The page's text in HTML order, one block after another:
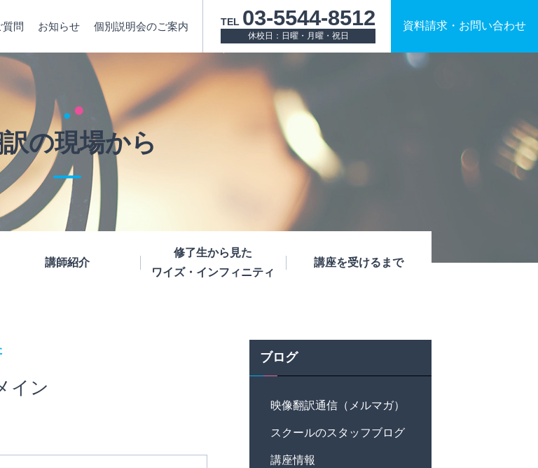
TEL 03-5544-8512
休校日：日曜・月曜・祝日
資料請求 ・ お問い合わせ
講師紹介
修了生から見た
ワイズ・インフィニティ
講座を受けるまで
質問 お知らせ 個別説明会のご案内
の現場から
イン
ブログ
映像翻訳通信（メルマガ）
スクールのスタッフブログ
講座情報